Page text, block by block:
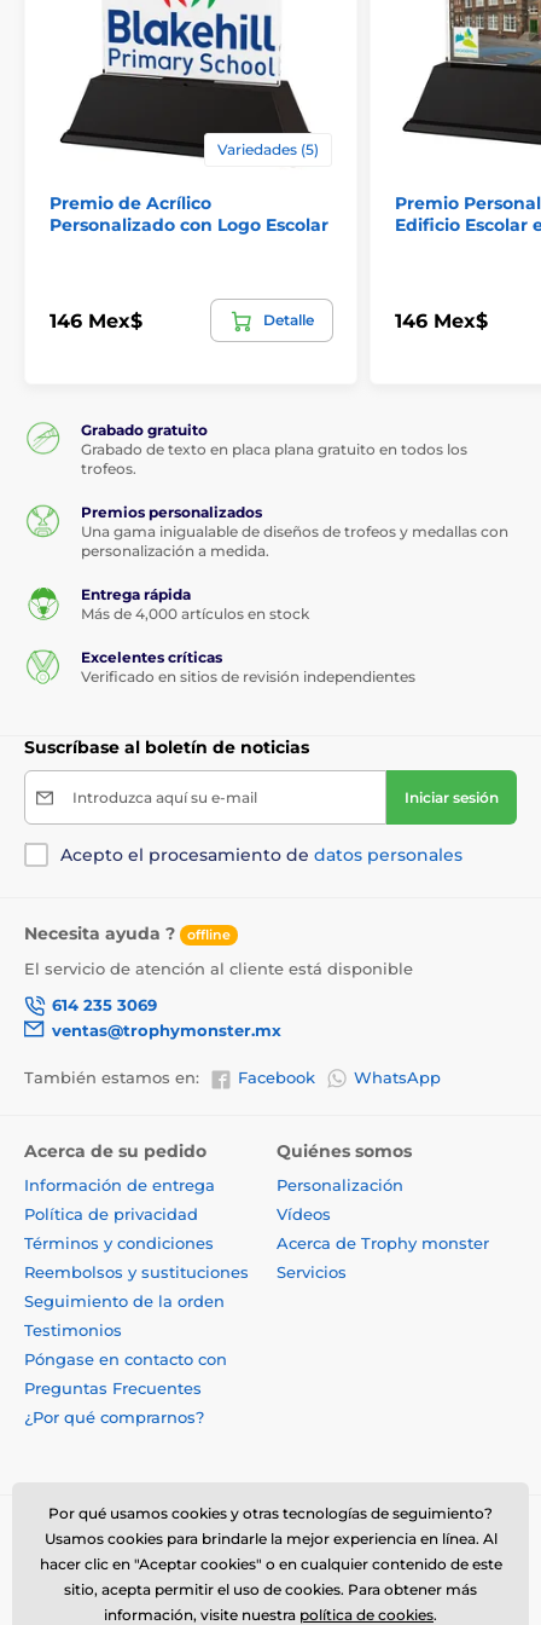
Variedades (5)
Premio de Acrílico
Personalizado con Logo Escolar
146 Mex$ Detalle
Premio
Edificio Escolar
146 Mex$
Grabado gratuito
Grabado de texto en placa plana gratuito en todos los
trofeos.
Premios personalizados
Una gama inigualable de diseños de trofeos y medallas con
personalización a medida.
Entrega rápida
Más de 4,000 artículos en stock
Excelentes críticas
Verificado en sitios de revisión independientes
Suscríbase al boletín de noticias
Introduzca aquí su e-mail Iniciar sesión
Acepto el procesamiento de datos personales
Necesita ayuda ? offline
El servicio de atención al cliente está disponible
614 235 3069
ventas@trophymonster.mx
También estamos en: Facebook WhatsApp
Acerca de su pedido
Información de entrega
Política de privacidad
Términos y condiciones
Reembolsos y sustituciones
Seguimiento de la orden
Testimonios
Póngase en contacto con
Preguntas Frecuentes
¿Por qué comprarnos?
Quiénes somos
Personalización
Vídeos
Acerca de Trophy monster
Servicios
Por qué usamos cookies y otras tecnologías de seguimiento?
Usamos cookies para brindarle la mejor experiencia en línea. Al
hacer clic en "Aceptar cookies" o en cualquier contenido de este
sitio, acepta permitir el uso de cookies. Para obtener más
información, visite nuestra política de cookies.